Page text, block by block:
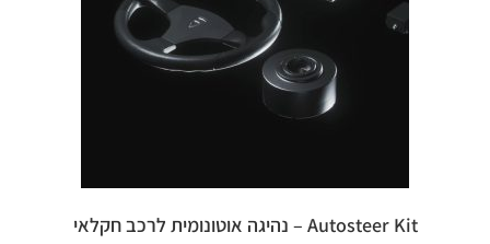
Autosteer Kit – נהיגה אוטונומית לרכב חקלאי